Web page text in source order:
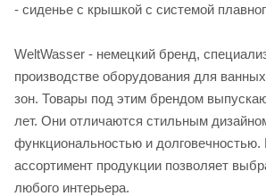
- сиденье с крышкой c системой
WeltWasser - немецкий бренд,
производстве оборудования для
зон. Товары под этим брендом
лет. Они отличаются стильным
функциональностью и
ассортимент продукции позволяет
любого интерьера.